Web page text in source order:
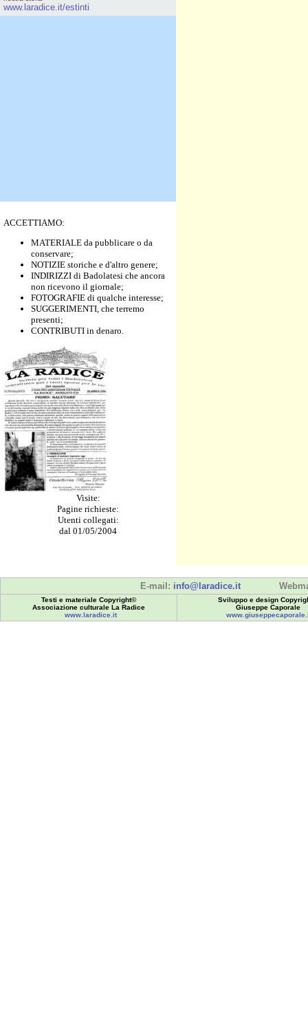
www.laradice.it/estinti
ACCETTIAMO:
MATERIALE da pubblicare o da
conservare;
NOTIZIE storiche e d'altro genere;
INDIRIZZI di Badolatesi che ancora
non ricevono il giornale;
FOTOGRAFIE di qualche interesse;
SUGGERIMENTI, che terremo
presenti;
CONTRIBUTI in denaro.
Visite:
Pagine richieste:
Utenti collegati:
dal 01/05/2004
E-mail: info@laradice.it
Testi e materiale Copyright©
Associazione culturale La Radice
www.laradice.it
Sviluppo e design
Giuseppe Caporale